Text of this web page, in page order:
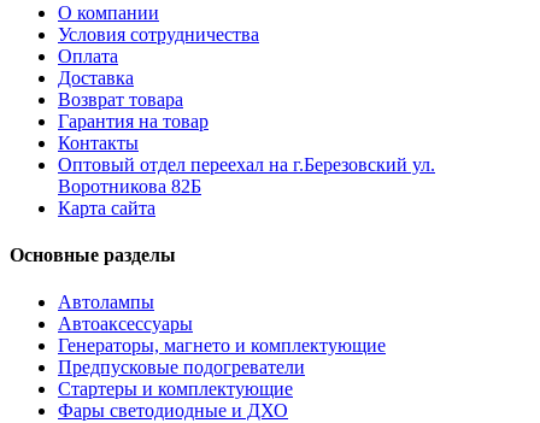
О компании
Условия сотрудничества
Оплата
Доставка
Возврат товара
Гарантия на товар
Контакты
Оптовый отдел переехал на г.Березовский ул.
Воротникова 82Б
Карта сайта
Основные разделы
Автолампы
Автоаксессуары
Генераторы, магнето и комплектующие
Предпусковые подогреватели
Стартеры и комплектующие
Фары светодиодные и ДХО